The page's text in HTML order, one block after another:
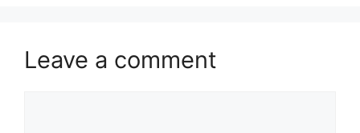
Leave a comment